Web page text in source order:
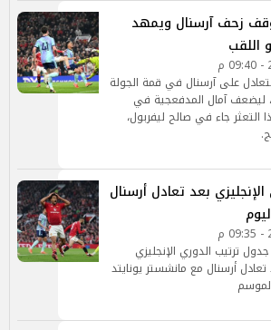
زحف آرسنال ويمهد
اللقب
على آرسنال في قمة الجولة
ليضعف آمال المدفعجية في
التعثر جاء في صالح ليفربول،
بعد تعادل أرسنال
ترتيب الدوري الإنجليزي
2024-2025، بعد تعادل أرسنال مع مانشستر يونايتد